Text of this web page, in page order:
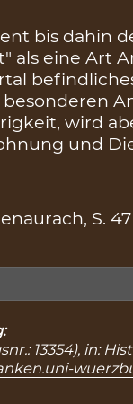
bis dahin
als eine Art
wird
und
S. 47
13354),